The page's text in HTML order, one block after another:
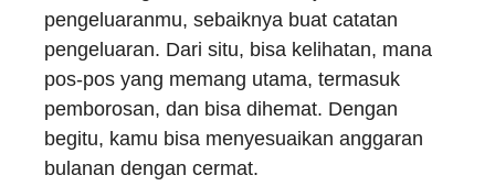
pengeluaranmu, sebaiknya buat catatan
pengeluaran. Dari situ, bisa kelihatan, mana
pos-pos yang memang utama, termasuk
pemborosan, dan bisa dihemat. Dengan
begitu, kamu bisa menyesuaikan anggaran
bulanan dengan cermat.